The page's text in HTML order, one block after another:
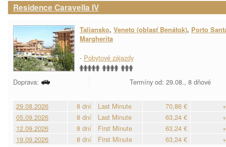
Residence Caravella IV
Taliansko, Veneto (oblasť Benátok), Porto
Margherita
- Pobytové zájazdy
Doprava: Termíny od: 29.08., 8 dňové
29.08.2026 8 dní Last Minute 70,86 €
05.09.2026
8 dní Last Minute 63,24 €
12.09.2026
8 dní First Minute 63,24 €
19.09.2026
8 dní First Minute 63,24 €